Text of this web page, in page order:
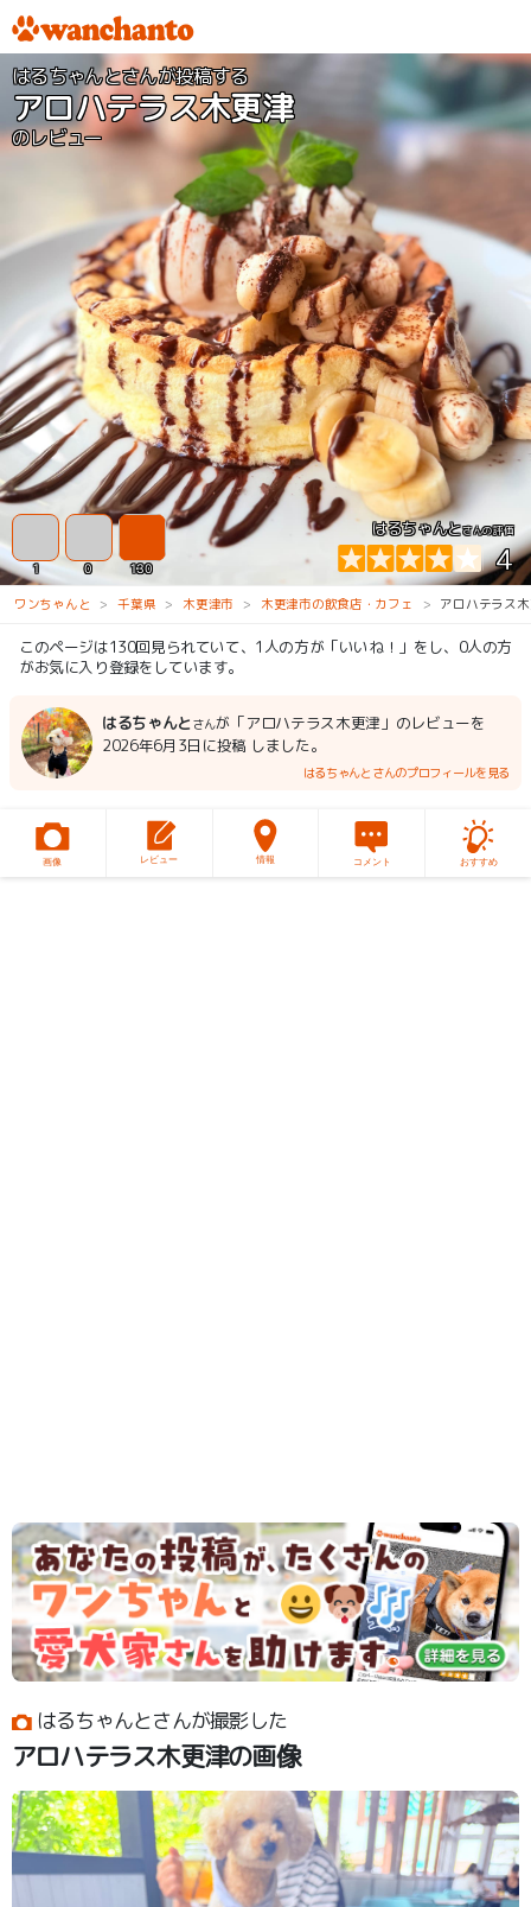
はるちゃんとさんが投稿する
アロハテラス木更津
のレビュー
はるちゃんとさんの評価
4
1 0 130
ワンちゃんと 千葉県 木更津市 木更津市の飲食店・カフェ アロハテラス
このページは130回見られていて、1人の方が「いいね！」をし、0人の方
がお気に入り登録をしています。
はるちゃんとさんが「アロハテラス木更津」のレビューを
2026年6月3日に投稿 しました。
はるちゃんとさんのプロフィールを見る
画像 レビュー 情報 コメント おすすめ
はるちゃんとさんが撮影した
アロハテラス木更津の画像